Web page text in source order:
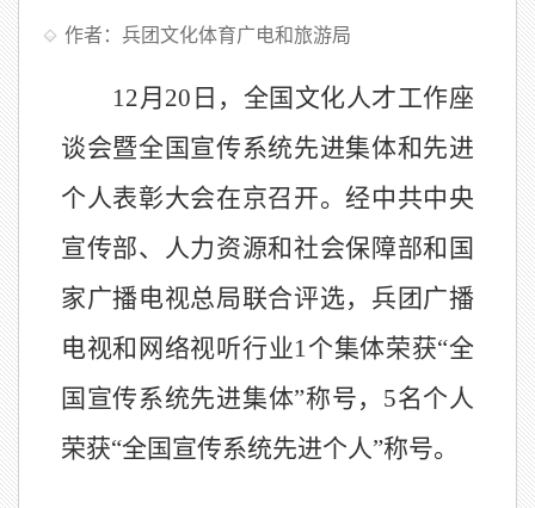
作者：兵团文化体育广电和旅游局
12月 20 日，全国文化人才工作座
谈会暨全国宣传系统先进集体和先进
个人表彰大会在京召开。经中共中央
宣传部、人力资源和社会保障部和国
家广播电视总局联合评选， 兵团 广播
电视和网络视听行业1个集体荣获“全
国宣传系统先进集体”称号， 5名个人
荣获“全国宣传系统先进个人”称号。